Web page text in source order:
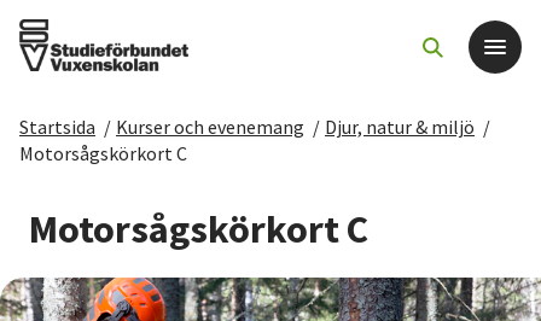
Det här gör vi
För dig som
Sök kurser och evenemang
Startsida / Kurser och evenemang / Djur, natur & miljö /
Motorsågskörkort C
Motorsågskörkort C